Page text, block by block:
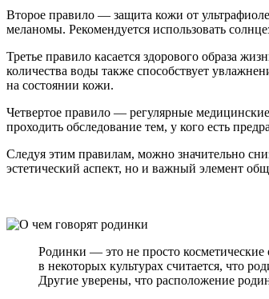
Второе правило — защита кожи от
меланомы. Рекомендуется использовать
Третье правило касается здорового образа
количества воды также способствует
на состоянии кожи.
Четвертое правило — регулярные
проходить обследование тем, у кого есть
Следуя этим правилам, можно значительно
эстетический аспект, но и важный элемент
Родинки — это не просто косметические
в некоторых культурах считается, что
Другие уверены, что расположение